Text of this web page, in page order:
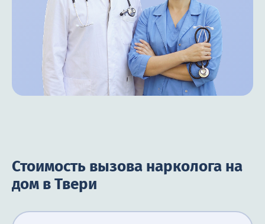
Стоимость вызова нарколога на
дом в Твери